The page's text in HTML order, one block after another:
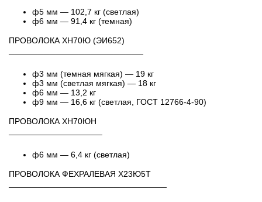
ф5 мм — 102,7 кг (светлая)
ф6 мм — 91,4 кг (темная)
ПРОВОЛОКА ХН70Ю (ЭИ652)
───────────────────────
ф3 мм (темная мягкая) — 19 кг
ф3 мм (светлая мягкая) — 18 кг
ф6 мм — 13,2 кг
ф9 мм — 16,6 кг (светлая, ГОСТ 12766-4-90)
ПРОВОЛОКА ХН70ЮН
────────────────
ф6 мм — 6,4 кг (светлая)
ПРОВОЛОКА ФЕХРАЛЕВАЯ Х23Ю5Т
───────────────────────────